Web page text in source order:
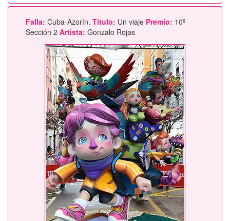
Falla: Cuba-Azorín. Título: Un viaje Premio: 10º
Sección 2 Artista: Gonzalo Rojas